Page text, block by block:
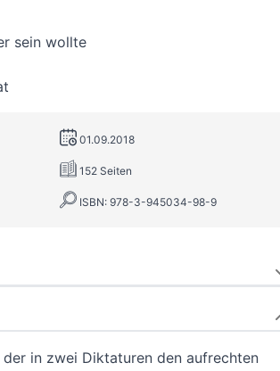
sein wollte
01.09.2018
152 Seiten
ISBN: 978-3-945034-98-9
in zwei Diktaturen den aufrechten